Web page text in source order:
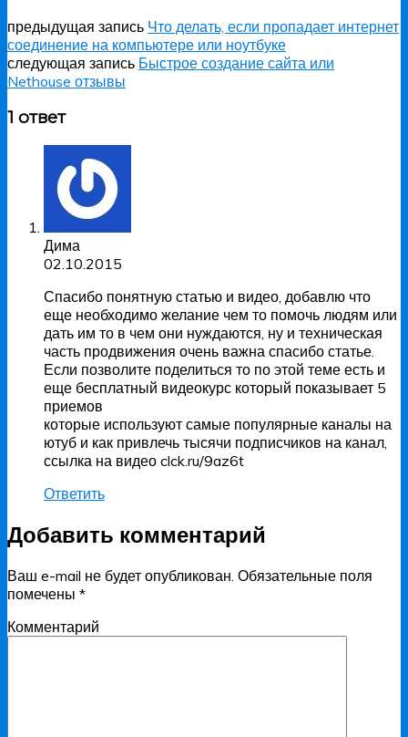
предыдущая запись Что делать, если пропадает интернет
соединение на компьютере или ноутбуке
следующая запись Быстрое создание сайта или
Nethouse отзывы
1 ответ
Дима
02.10.2015
Спасибо понятную статью и видео, добавлю что
еще необходимо желание чем то помочь людям или
дать им то в чем они нуждаются, ну и техническая
часть продвижения очень важна спасибо статье.
Если позволите поделиться то по этой теме есть и
еще бесплатный видеокурс который показывает 5
приемов
которые используют самые популярные каналы на
ютуб и как привлечь тысячи подписчиков на канал,
ссылка на видео clck.ru/9az6t
Ответить
Добавить комментарий
Ваш e-mail не будет опубликован. Обязательные поля
помечены *
Комментарий